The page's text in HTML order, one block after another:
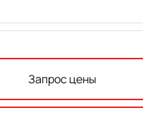
Запрос цены